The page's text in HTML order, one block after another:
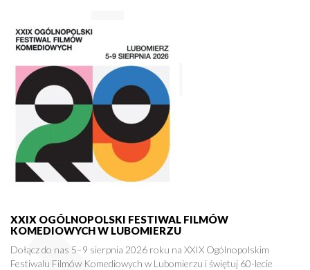
XXIX OGÓLNOPOLSKI FESTIWAL FILMÓW
KOMEDIOWYCH W LUBOMIERZU
Dołącz do nas 5–9 sierpnia 2026 roku na XXIX Ogólnopolskim
Festiwalu Filmów Komediowych w Lubomierzu i świętuj 60-lecie